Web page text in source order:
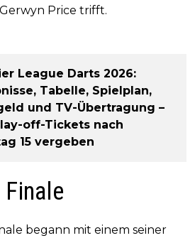
Price trifft.
League Darts 2026:
Tabelle, Spielplan,
und TV-Übertragung –
off-Tickets nach
15 vergeben
Finale
begann mit einem seiner